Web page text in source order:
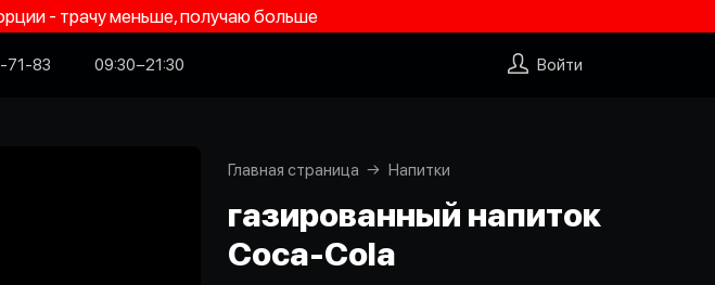
- трачу меньше, получаю больше
71-83 09:30−21:30 Войти
Главная страница Напитки
газированный напиток
Coca-Cola